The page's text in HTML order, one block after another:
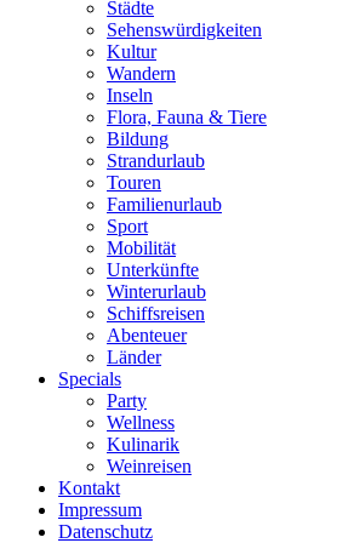
Städte
Sehenswürdigkeiten
Kultur
Wandern
Inseln
Flora, Fauna & Tiere
Bildung
Strandurlaub
Touren
Familienurlaub
Sport
Mobilität
Unterkünfte
Winterurlaub
Schiffsreisen
Abenteuer
Länder
Specials
Party
Wellness
Kulinarik
Weinreisen
Kontakt
Impressum
Datenschutz